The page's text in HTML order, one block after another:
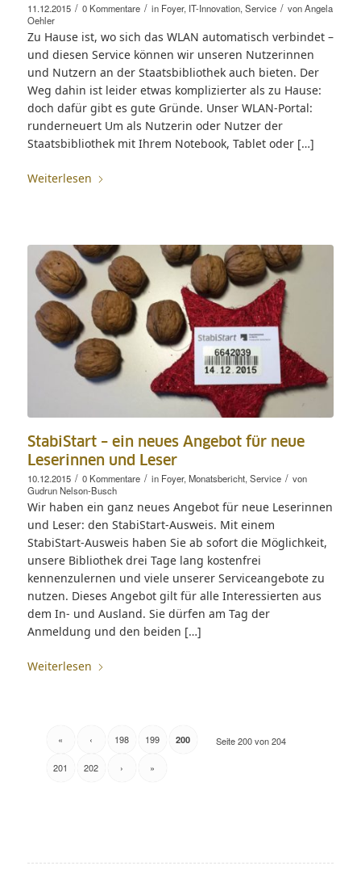
11.12.2015 / 0 Kommentare / in Foyer, IT-Innovation, Service / vonAngela
Oehler
Zu Hause ist, wo sich das WLAN automatisch verbindet –
und diesen Service können wir unseren Nutzerinnen
und Nutzern an der Staatsbibliothek auch bieten. Der
Weg dahin ist leider etwas komplizierter als zu Hause:
doch dafür gibt es gute Gründe. Unser WLAN-Portal:
runderneuert Um als Nutzerin oder Nutzer der
Staatsbibliothek mit Ihrem Notebook, Tablet oder […]
Weiterlesen
StabiStart – ein neues Angebot für neue
Leserinnen und Leser
10.12.2015 / 0 Kommentare / in Foyer,Monatsbericht,Service / von
Gudrun Nelson-Busch
Wir haben ein ganz neues Angebot für neue Leserinnen
und Leser: den StabiStart-Ausweis. Mit einem
StabiStart-Ausweis haben Sie ab sofort die Möglichkeit,
unsere Bibliothek drei Tage lang kostenfrei
kennenzulernen und viele unserer Serviceangebote zu
nutzen. Dieses Angebot gilt für alle Interessierten aus
dem In- und Ausland. Sie dürfen am Tag der
Anmeldung und den beiden […]
Weiterlesen
Seite 200 von 204
« ‹ 198 199 200
201 202 › »